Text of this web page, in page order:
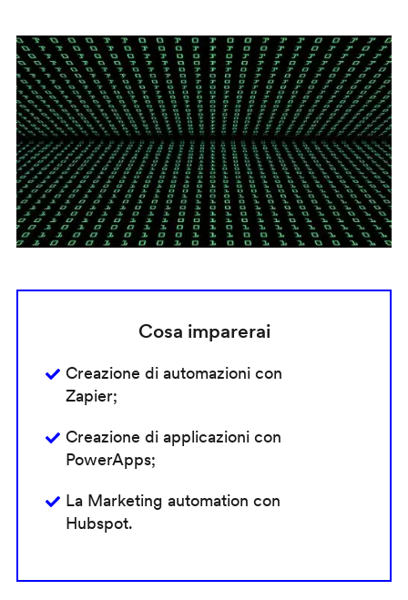
Cosa imparerai
Creazione di automazioni con
Zapier;
Creazione di applicazioni con
PowerApps;
La Marketing automation con
Hubspot.